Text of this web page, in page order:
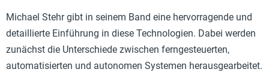
Michael Stehr gibt in seinem Band eine hervorragende und
detaillierte Einführung in diese Technologien. Dabei werden
zunächst die Unterschiede zwischen ferngesteuerten,
automatisierten und autonomen Systemen herausgearbeitet.